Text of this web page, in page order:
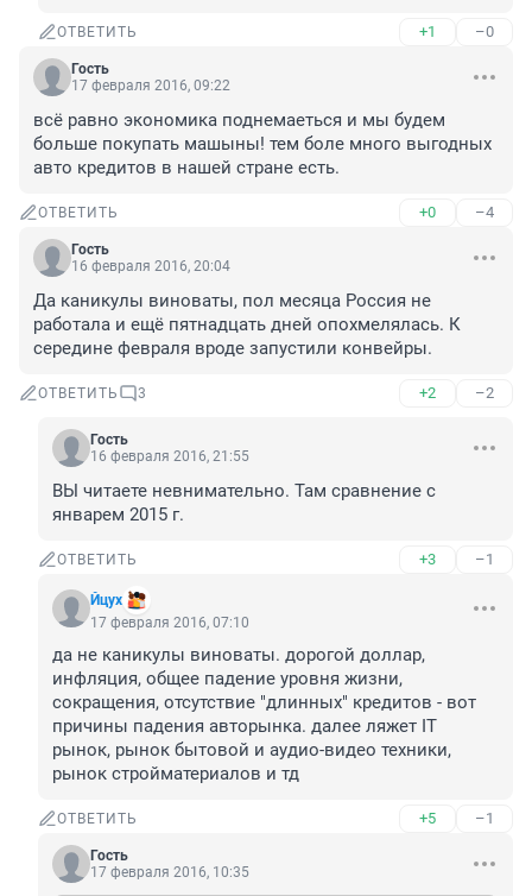
ОТВЕТИТЬ +1 –0
Гость
17 февраля 2016, 09:22
всё равно экономика поднемаеться и мы будем
больше покупать машыны! тем боле много выгодных
авто кредитов в нашей стране есть.
ОТВЕТИТЬ +0 –4
Гость
16 февраля 2016, 20:04
Да каникулы виноваты, пол месяца Россия не
работала и ещё пятнадцать дней опохмелялась. К
середине февраля вроде запустили конвейры.
ОТВЕТИТЬ 3 +2 –2
Гость
16 февраля 2016, 21:55
ВЫ читаете невнимательно. Там сравнение с
январем 2015 г.
ОТВЕТИТЬ +3 –1
Йцух
17 февраля 2016, 07:10
да не каникулы виноваты. дорогой доллар,
инфляция, общее падение уровня жизни,
сокращения, отсутствие "длинных" кредитов - вот
причины падения авторынка. далее ляжет IT
рынок, рынок бытовой и аудио-видео техники,
рынок стройматериалов и тд
ОТВЕТИТЬ +5 –1
Гость
17 февраля 2016, 10:35